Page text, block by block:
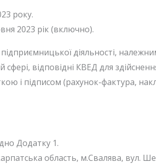
року.
2023 рік (включно).
діяльності,
відповідні КВЕД для
і підписом (рахунок-фактура,
Додатку 1.
область, м.Свалява, вул.